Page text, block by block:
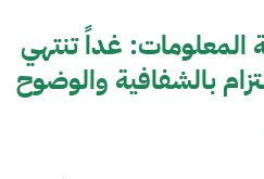
المعلومات: غداً تنتهي
بالشفافية والوضوح